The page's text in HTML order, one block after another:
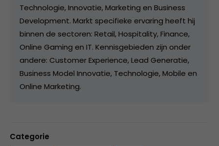
Technologie, Innovatie, Marketing en Business
Development. Markt specifieke ervaring heeft hij
binnen de sectoren: Retail, Hospitality, Finance,
Online Gaming en IT. Kennisgebieden zijn onder
andere: Customer Experience, Lead Generatie,
Business Model Innovatie, Technologie, Mobile en
Online Marketing.
Categorie